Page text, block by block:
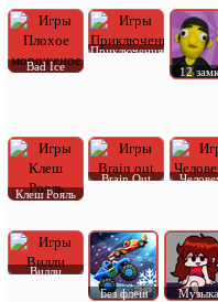
Bad Ice
Приключения
12
Клеш Рояль
Brain Out
Вилли
Без флеш
Музыка